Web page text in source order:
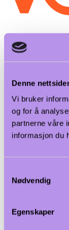
Denne
Vi bruker
og for å
partnerne våre
informasjon du
Nødvendig
Egenskaper
SKU:209202
Beskrivelse
Hendi Profi Line
for rask og enkel
frityrkokere er
Avtakbart
slår av
for økt fettutbytte.
indikatorlampe.
Frityrkurv med